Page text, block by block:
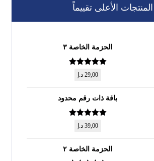
المنتجات الأعلى تقييماً
الحزمة الخاصة ٣
تم التقييم
من 5
29,00 د.إ
باقة ذات رقم محدود
تم التقييم
من 5
39,00 د.إ
الحزمة الخاصة ٢